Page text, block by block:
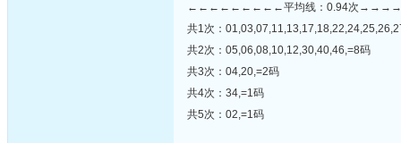
←←←←←←←←←平均线：0.94次
共1次：
共2次：05,06,08,10,12,30,40,46,=8码
共3次：04,20,=2码
共4次：34,=1码
共5次：02,=1码